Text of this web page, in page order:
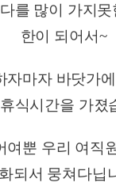
를 많이 가지못
한이 되어서~
자마자 바닷가
식시간을 가졌
여뿐 우리 여직
되서 뭉쳐다닙